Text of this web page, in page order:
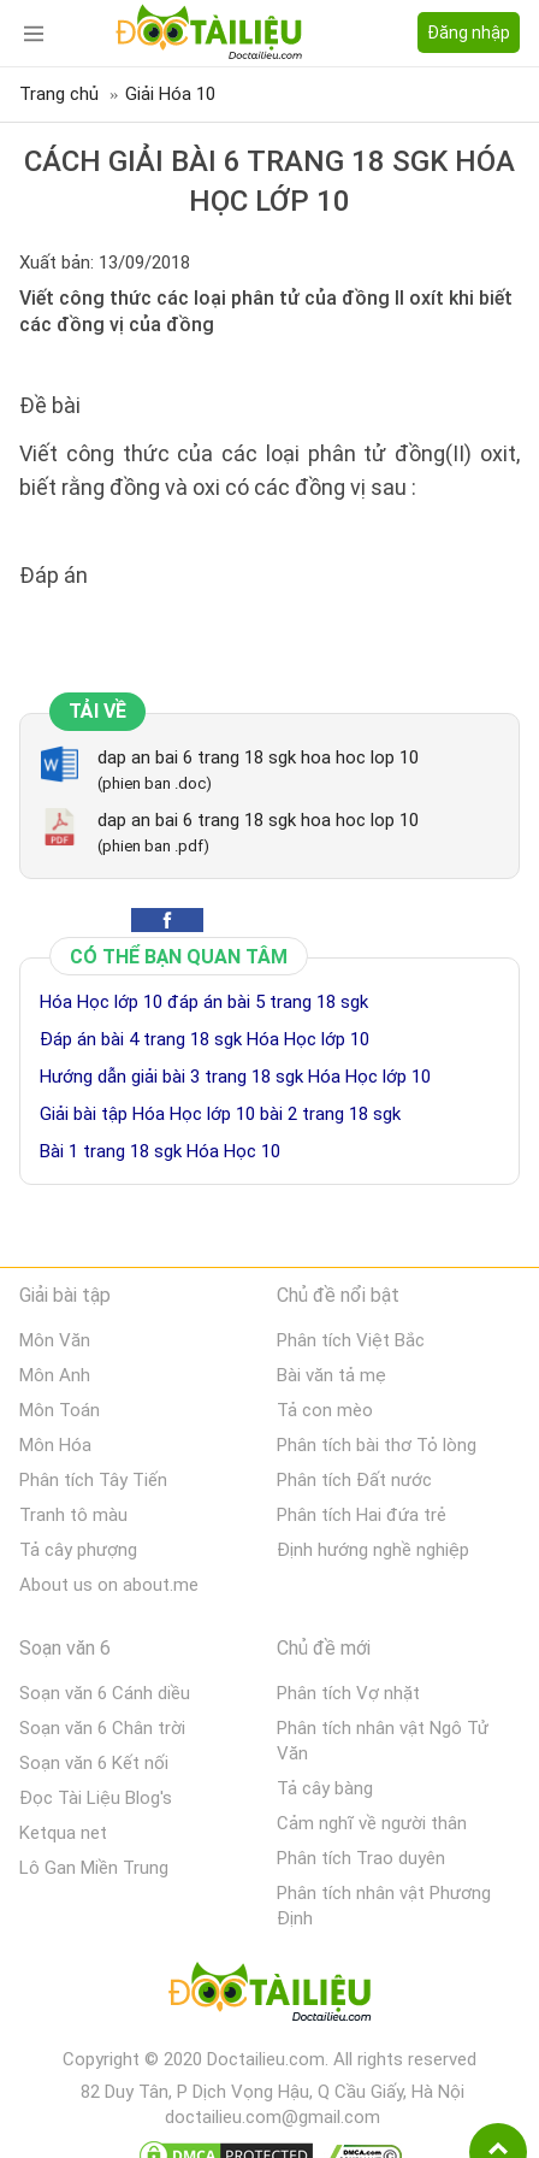
Đăng nhập
Trang chủ Giải Hóa 10
CÁCH GIẢI BÀI 6 TRANG 18 SGK HÓA
HỌC LỚP 10
Xuất bản: 13/09/2018
Viết công thức các loại phân tử của đồng II oxít khi biết
các đồng vị của đồng
Đề bài
Viết công thức của các loại phân tử đồng(II) oxit,
biết rằng đồng và oxi có các đồng vị sau :
Đáp án
TẢI VỀ
dap an bai 6 trang 18 sgk hoa hoc lop 10
(phien ban .doc)
dap an bai 6 trang 18 sgk hoa hoc lop 10
(phien ban .pdf)
CÓ THỂ BẠN QUAN TÂM
Hóa Học lớp 10 đáp án bài 5 trang 18 sgk
Đáp án bài 4 trang 18 sgk Hóa Học lớp 10
Hướng dẫn giải bài 3 trang 18 sgk Hóa Học lớp 10
Giải bài tập Hóa Học lớp 10 bài 2 trang 18 sgk
Bài 1 trang 18 sgk Hóa Học 10
Giải bài tập
Môn Văn
Môn Anh
Môn Toán
Môn Hóa
Phân tích Tây Tiến
Tranh tô màu
Tả cây phượng
About us on about.me
Chủ đề nổi bật
Phân tích Việt Bắc
Bài văn tả mẹ
Tả con mèo
Phân tích bài thơ Tỏ lòng
Phân tích Đất nước
Phân tích Hai đứa trẻ
Định hướng nghề nghiệp
Soạn văn 6
Soạn văn 6 Cánh diều
Soạn văn 6 Chân trời
Soạn văn 6 Kết nối
Đọc Tài Liệu Blog's
Ketqua net
Lô Gan Miền Trung
Chủ đề mới
Phân tích Vợ nhặt
Phân tích nhân vật Ngô Tử
Văn
Tả cây bàng
Cảm nghĩ về người thân
Phân tích Trao duyên
Phân tích nhân vật Phương
Định
Copyright © 2020 Doctailieu.com. All rights reserved
82 Duy Tân, P Dịch Vọng Hậu, Q Cầu Giấy, Hà Nội
doctailieu.com@gmail.com